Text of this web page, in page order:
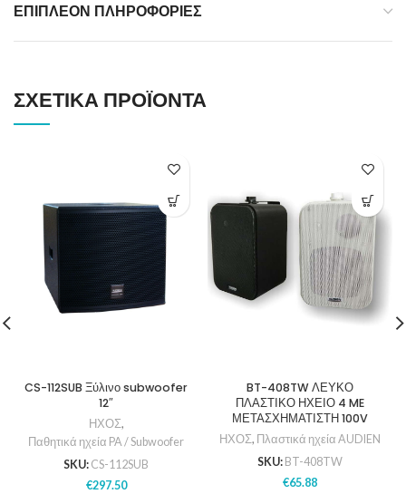
ΕΠΙΠΛΈΟΝ ΠΛΗΡΟΦΟΡΊΕΣ
ΣΧΕΤΙΚΆ ΠΡΟΪΌΝΤΑ
CS-112SUB Ξύλινο subwoofer
12″
ΗΧΟΣ,
Παθητικά ηχεία PA / Subwoofer
SKU: CS-112SUB
€297.50
BT-408TW ΛΕΥΚΟ
ΠΛΑΣΤΙΚΟ ΗΧΕΙΟ 4 ME
ΜΕΤΑΣΧΗΜΑΤΙΣΤΗ 100V
ΗΧΟΣ, Πλαστικά ηχεία AUDIEN
SKU: BT-408TW
€65.88